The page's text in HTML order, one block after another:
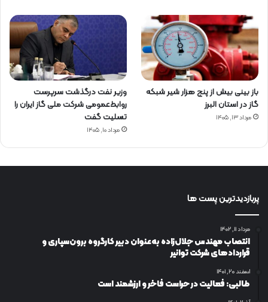
باز بینی بیش از پنج هزار شیر شبکه
گاز در استان البرز
مرداد ۱۳, ۱۴۰۵
وزیر نفت درگذشت سرپرست
روابط‌عمومی شرکت ملی گاز ایران را
تسلیت گفت
مرداد ۱۰, ۱۴۰۵
پربازدیدترین پست ها
مرداد ۱۱, ۱۴۰۲
انتصاب مهندس جلال‌زاده به‌عنوان دبیر كارگروه برون‌سپاری و
قراردادهای شركت توانیر
اسفند ۲۰, ۱۴۰۱
طالبی: فعالیت در حراست فاخر و ارزشمند است